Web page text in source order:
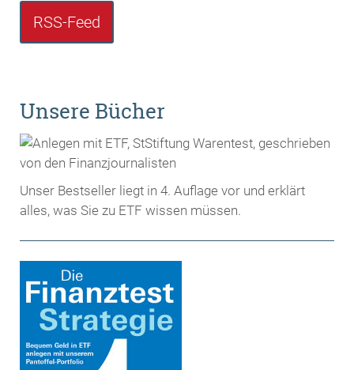
RSS-Feed
Unsere Bücher
Unser Bestseller liegt in 4. Auflage vor und erklärt
alles, was Sie zu ETF wissen müssen.